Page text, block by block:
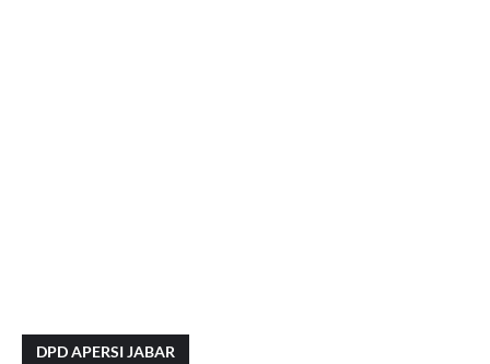
DPD APERSI JABAR